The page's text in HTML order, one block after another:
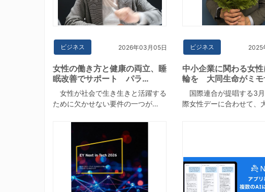
ビジネス 2026年03月05日
女性の働き方と健康の両立、睡
眠改善でサポート パラ…
女性が社会で生き生きと活躍する
ために欠かせない要件の一つが…
ビジネス 2025
中小企業に関わる女
輪を 大同生命がミ
国際連合が提唱する3
際女性デーに合わせて、